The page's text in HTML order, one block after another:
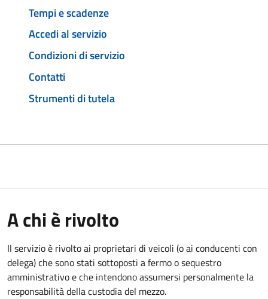
Tempi e scadenze
Accedi al servizio
Condizioni di servizio
Contatti
Strumenti di tutela
A chi è rivolto
Il servizio è rivolto ai proprietari di veicoli (o ai conducenti con
delega) che sono stati sottoposti a fermo o sequestro
amministrativo e che intendono assumersi personalmente la
responsabilità della custodia del mezzo.